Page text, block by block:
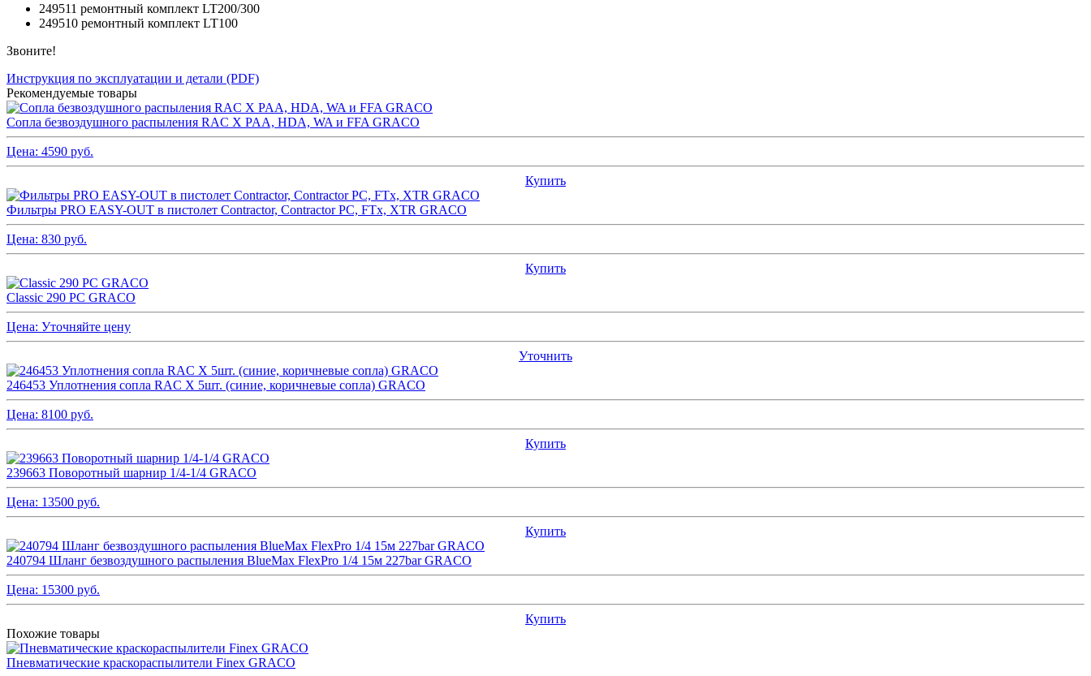
249511 ремонтный комплект LT200/300
249510 ремонтный комплект LT100
Звоните!
Инструкция по эксплуатации и детали (PDF)
Рекомендуемые товары
Сопла безвоздушного распыления RAC X PAA, HDA, WA и FFA GRACO
Цена: 4590 руб.
Купить
Фильтры PRO EASY-OUT в пистолет Contractor, Contractor PC, FTx, XTR GRACO
Цена: 830 руб.
Купить
Classic 290 PC GRACO
Цена: Уточняйте цену
Уточнить
246453 Уплотнения сопла RAC X 5шт. (синие, коричневые сопла) GRACO
Цена: 8100 руб.
Купить
239663 Поворотный шарнир 1/4-1/4 GRACO
Цена: 13500 руб.
Купить
240794 Шланг безвоздушного распыления BlueMax FlexPro 1/4 15м 227bar GRACO
Цена: 15300 руб.
Купить
Похожие товары
Пневматические краскораспылители Finex GRACO